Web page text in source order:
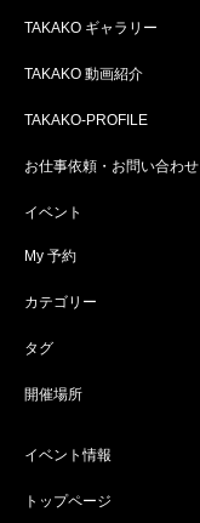
TAKAKO ギャラリー
TAKAKO 動画紹介
TAKAKO-PROFILE
お仕事依頼・お問い合わせ
イベント
My 予約
カテゴリー
タグ
開催場所
イベント情報
トップページ